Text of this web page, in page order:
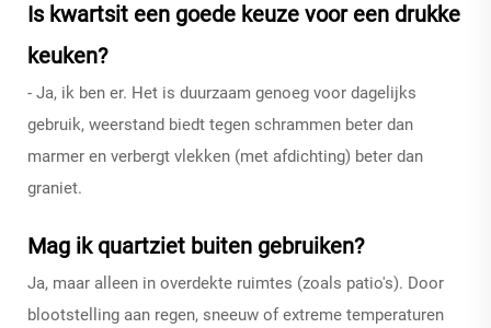
Is kwartsit een goede keuze voor een drukke
keuken?
- Ja, ik ben er. Het is duurzaam genoeg voor dagelijks
gebruik, weerstand biedt tegen schrammen beter dan
marmer en verbergt vlekken (met afdichting) beter dan
graniet.
Mag ik quartziet buiten gebruiken?
Ja, maar alleen in overdekte ruimtes (zoals patio's). Door
blootstelling aan regen, sneeuw of extreme temperaturen